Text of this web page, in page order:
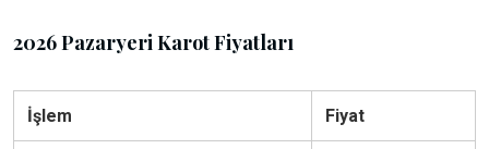
2026 Pazaryeri Karot Fiyatları
İşlem Fiyat